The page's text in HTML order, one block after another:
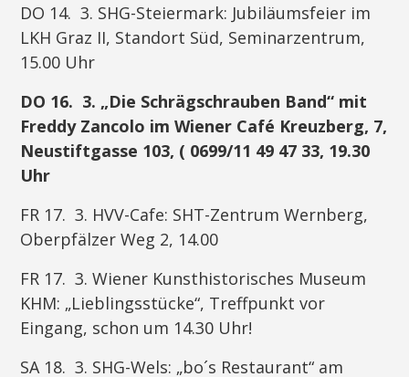
DO 14. 3. SHG-Steiermark: Jubiläumsfeier im
LKH Graz II, Standort Süd, Seminarzentrum,
15.00 Uhr
DO 16. 3. „Die Schrägschrauben Band“ mit
Freddy Zancolo im Wiener Café Kreuzberg, 7,
Neustiftgasse 103, ( 0699/11 49 47 33, 19.30
Uhr
FR 17. 3. HVV-Cafe: SHT-Zentrum Wernberg,
Oberpfälzer Weg 2, 14.00
FR 17. 3. Wiener Kunsthistorisches Museum
KHM: „Lieblingsstücke“, Treffpunkt vor
Eingang, schon um 14.30 Uhr!
SA 18. 3. SHG-Wels: „bo´s Restaurant“ am